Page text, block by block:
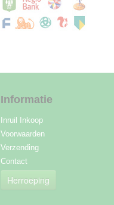
Informatie
Inruil Inkoop
Voorwaarden
Verzending
Contact
Herroeping